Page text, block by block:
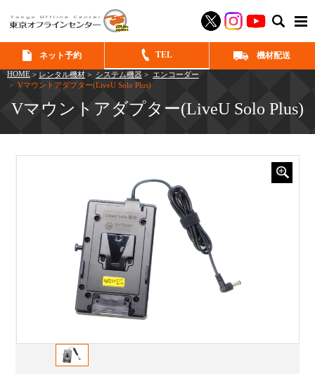
ネット予約 TEL 機材配送
HOME > レンタル機材 > システム機器 > エンコーダー
> Vマウントアダプター(LiveU Solo Plus)
Vマウントアダプター(LiveU Solo Plus)